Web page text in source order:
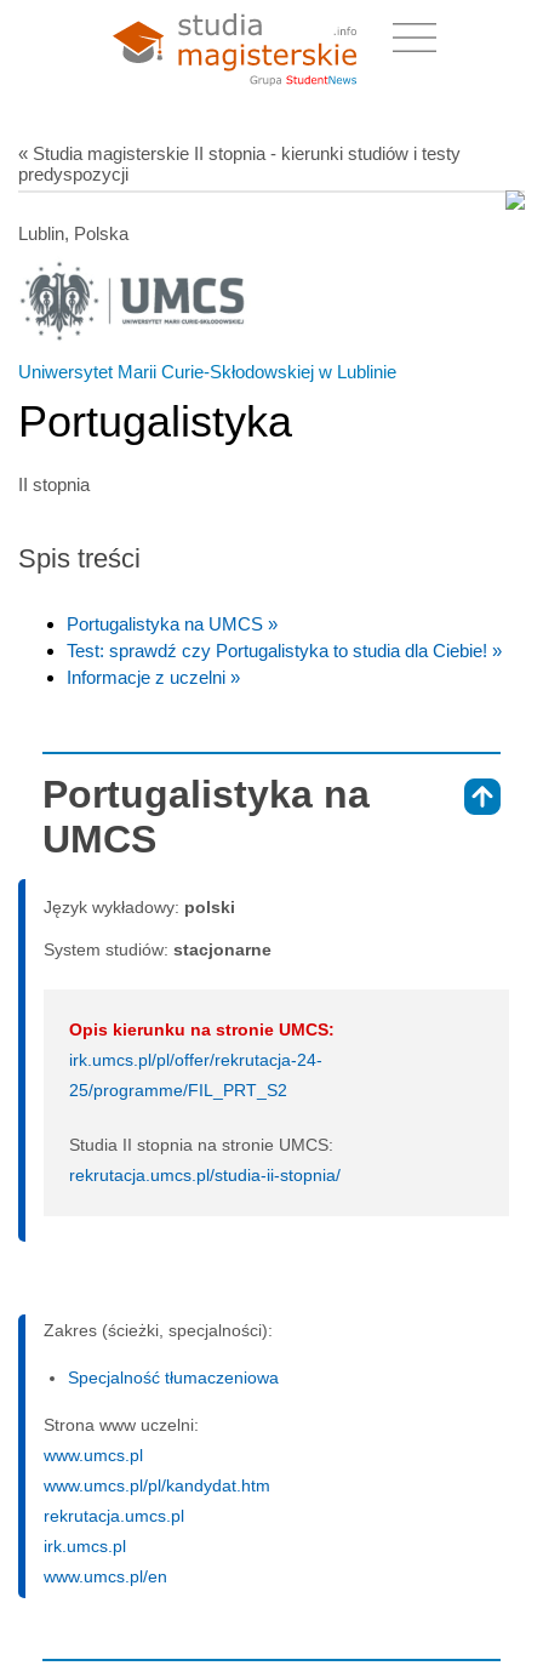
« Studia magisterskie II stopnia - kierunki studiów i testy
predyspozycji
Lublin, Polska
Uniwersytet Marii Curie-Skłodowskiej w Lublinie
Portugalistyka
II stopnia
Spis treści
Portugalistyka na UMCS »
Test: sprawdź czy Portugalistyka to studia dla Ciebie! »
Informacje z uczelni »
Portugalistyka na
UMCS
Język wykładowy: polski
System studiów: sta­cjo­nar­ne
Opis kierunku na stronie UMCS:
irk.umcs.pl/pl/offer/rekrutacja-24-
25/programme/FIL_PRT_S2
Studia II stopnia na stronie UMCS:
rekrutacja.umcs.pl/studia-ii-stopnia/
Zakres (ścieżki, specjalności):
Specjalność tłumaczeniowa
Strona www uczelni:
www.umcs.pl
www.umcs.pl/pl/kandydat.htm
rekrutacja.umcs.pl
irk.umcs.pl
www.umcs.pl/en